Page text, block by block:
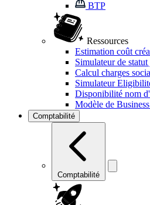
BTP
Ressources
Estimation coût
Simulateur de
Calcul charges
Simulateur
Disponibilité nom
Modèle de
Comptabilité
Comptabilité